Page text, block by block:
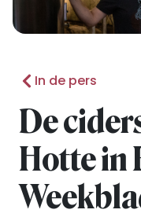
In de pers
De
Hotte in